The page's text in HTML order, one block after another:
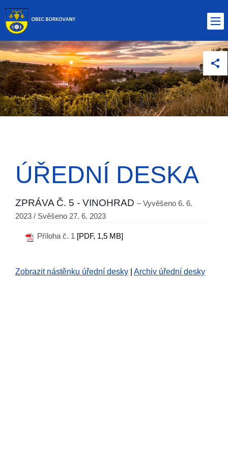
ÚŘEDNÍ DESKA
ZPRÁVA Č. 5 - VINOHRAD – Vyvěšeno 6. 6.
2023 / Svěšeno 27. 6. 2023
Příloha č. 1 [PDF, 1,5 MB]
Zobrazit nástěnku úřední desky Archiv úřední desky